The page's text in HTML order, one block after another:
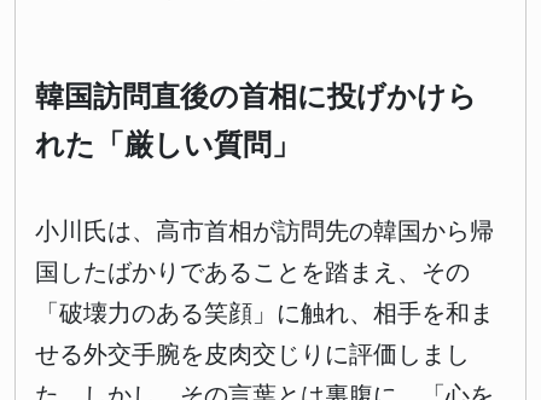
韓国訪問直後の首相に投げかけら
れた「厳しい質問」
小川氏は、高市首相が訪問先の韓国から帰
国したばかりであることを踏まえ、その
「破壊力のある笑顔」に触れ、相手を和ま
せる外交手腕を皮肉交じりに評価しまし